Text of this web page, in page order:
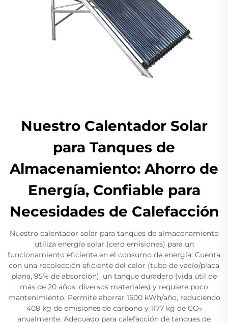
Nuestro Calentador Solar
para Tanques de
Almacenamiento: Ahorro de
Energía, Confiable para
Necesidades de Calefacción
Nuestro calentador solar para tanques de almacenamiento
utiliza energía solar (cero emisiones) para un
funcionamiento eficiente en el consumo de energía. Cuenta
con una recolección eficiente del calor (tubo de vacío/placa
plana, 95% de absorción), un tanque duradero (vida útil de
más de 20 años, diversos materiales) y requiere poco
mantenimiento. Permite ahorrar 1500 kWh/año, reduciendo
408 kg de emisiones de carbono y 1177 kg de CO₂
anualmente. Adecuado para calefacción de tanques de